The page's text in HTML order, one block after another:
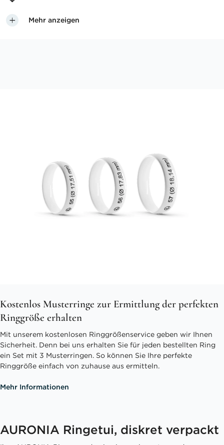
Mehr anzeigen
Kostenlos Musterringe zur Ermittlung der perfekten
Ringgröße erhalten
Mit unserem kostenlosen Ringgrößenservice geben wir Ihnen
Sicherheit. Denn bei uns erhalten Sie für jeden bestellten Ring
ein Set mit 3 Musterringen. So können Sie Ihre perfekte
Ringgröße einfach von zuhause aus ermitteln.
Mehr Informationen
AURONIA Ringetui, diskret verpackt